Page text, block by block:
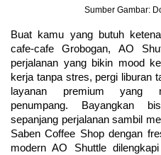
Sumber Gambar:
Buat kamu yang butuh
cafe-cafe Grobogan, AO
perjalanan yang bikin mood
kerja tanpa stres, pergi liburan
layanan premium yang
penumpang. Bayangkan
sepanjang perjalanan sambil
Saben Coffee Shop dengan
modern AO Shuttle